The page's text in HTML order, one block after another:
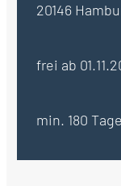
20146
frei ab
min. 180 Tage